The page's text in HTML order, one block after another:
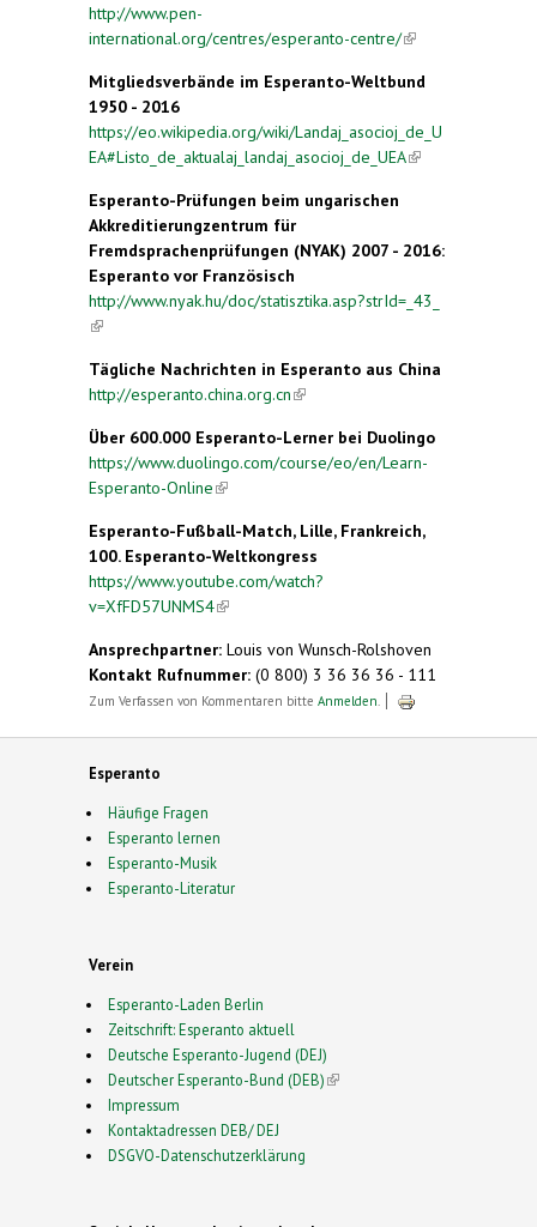
http://www.pen-
international.org/centres/esperanto-centre/(link is
Mitgliedsverbände im Esperanto-Weltbund
1950 - 2016
https://eo.wikipedia.org/wiki/Landaj_asocioj_de_U
EA#Listo_de_aktualaj_landaj_asocioj_de_UEA(link is
Esperanto-Prüfungen beim ungarischen
Akkreditierungzentrum für
Fremdsprachenprüfungen (NYAK) 2007 - 2016:
Esperanto vor Französisch
http://www.nyak.hu/doc/statisztika.asp?strId=_43_
(link is external)
Tägliche Nachrichten in Esperanto aus China
http://esperanto.china.org.cn(link is external)
Über 600.000 Esperanto-Lerner bei Duolingo
https://www.duolingo.com/course/eo/en/Learn-
Esperanto-Online(link is external)
Esperanto-Fußball-Match, Lille, Frankreich,
100. Esperanto-Weltkongress
https://www.youtube.com/watch?
v=XfFD57UNMS4(link is external)
Ansprechpartner: Louis von Wunsch-Rolshoven
Kontakt Rufnummer: (0 800) 3 36 36 36 - 111
Zum Verfassen von Kommentaren bitte Anmelden
Esperanto
Häufige Fragen
Esperanto lernen
Esperanto-Musik
Esperanto-Literatur
Verein
Esperanto-Laden Berlin
Zeitschrift: Esperanto aktuell
Deutsche Esperanto-Jugend (DEJ)
Deutscher Esperanto-Bund (DEB)(link is external)
Impressum
Kontaktadressen DEB/ DEJ
DSGVO-Datenschutzerklärung